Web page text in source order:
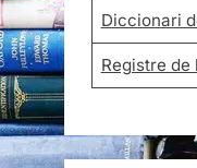
Diccionari
Registre de